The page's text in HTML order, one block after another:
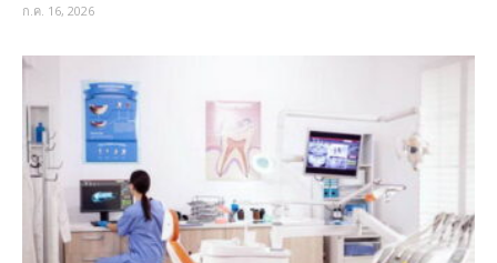
ก.ค. 16, 2026